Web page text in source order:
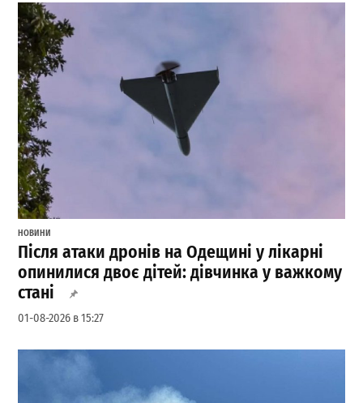
НОВИНИ
Після атаки дронів на Одещині у лікарні
опинилися двоє дітей: дівчинка у важкому
стані
01-08-2026 в 15:27